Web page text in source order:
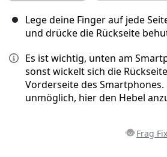
Lege deine Finger auf jede
und drücke die Rückseite
Es ist wichtig, unten am
sonst wickelt sich die
Vorderseite des
unmöglich, hier den Hebel
Frag